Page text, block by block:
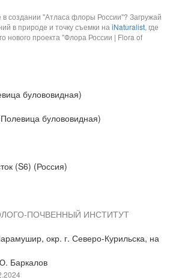
в создании "Атласа флоры России"? Загружай
в природе и точку съемки на iNaturalist, где
нового проекта "Флора России | Flora of
булововидная)
булововидная)
(S6) (Россия)
ПОЧВЕННЫЙ ИНСТИТУТ
окр. г. Северо-Курильска, на
Баркалов